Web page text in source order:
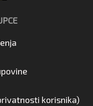
korisnika)